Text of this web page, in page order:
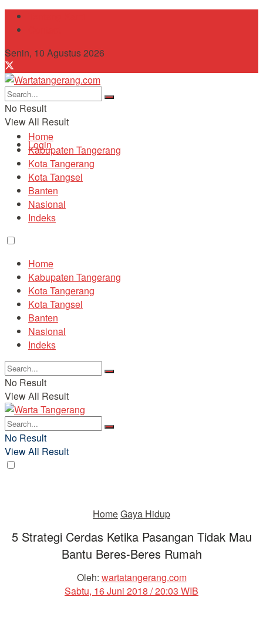
Senin, 10 Agustus 2026
No Result
View All Result
Login
Home
Kabupaten Tangerang
Kota Tangerang
Kota Tangsel
Banten
Nasional
Indeks
Home
Kabupaten Tangerang
Kota Tangerang
Kota Tangsel
Banten
Nasional
Indeks
No Result
View All Result
No Result
View All Result
HomeGaya Hidup
5 Strategi Cerdas Ketika Pasangan Tidak Mau
Bantu Beres-Beres Rumah
Oleh: wartatangerang.com
Sabtu, 16 Juni 2018 / 20:03 WIB